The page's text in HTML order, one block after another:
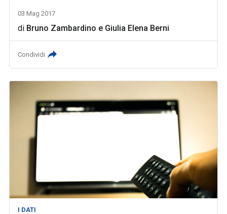
03 Mag 2017
di Bruno Zambardino e Giulia Elena Berni
Condividi
I DATI